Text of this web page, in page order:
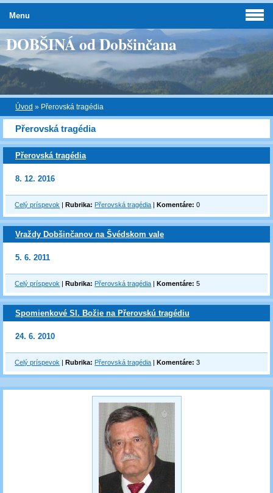
DOBŠINÁ od Dobšinčana
Úvod » Přerovská tragédia
Přerovská tragédia
Přerovská tragédia
8. 12. 2016
Celý príspevok |Rubrika: Přerovská tragédia |Komentáre: 0
Vraždy Dobšinčanov na Švédskom vale
5. 6. 2011
Celý príspevok |Rubrika: Přerovská tragédia |Komentáre: 5
Spomienkové Sl. Božie na Přerovskú tragédiu
24. 6. 2010
Celý príspevok |Rubrika: Přerovská tragédia |Komentáre: 3
Menu